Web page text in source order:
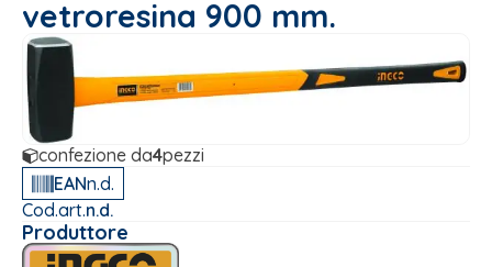
vetroresina 900 mm.
confezione da4pezzi
EANn.d.
Cod.art.n.d.
Produttore